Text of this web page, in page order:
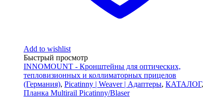
Add to wishlist
Быстрый просмотр
INNOMOUNT - Кронштейны для оптических,
тепловизионных и коллиматорных прицелов
(Германия), Picatinny | Weaver | Адаптеры, КАТАЛОГ,
Планка Multirail Picatinny/Blaser